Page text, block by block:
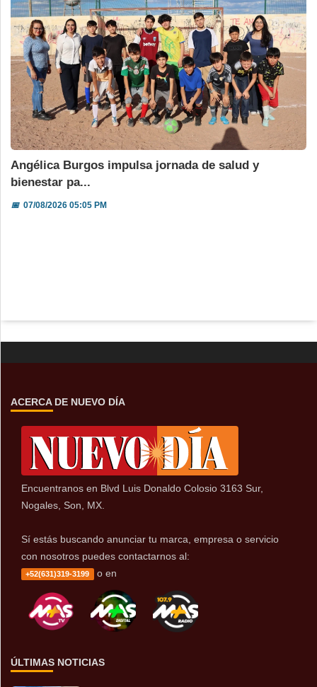
Angélica Burgos impulsa jornada de salud y
bienestar pa...
📅07/08/2026 05:05 PM
ACERCA DE NUEVO DÍA
Encuentranos en Blvd Luis Donaldo Colosio 3163 Sur,
Nogales, Son, MX.
Sí estás buscando anunciar tu marca, empresa o servicio
con nosotros puedes contactarnos al:
+52(631)319-3199 o en
ÚLTIMAS NOTICIAS